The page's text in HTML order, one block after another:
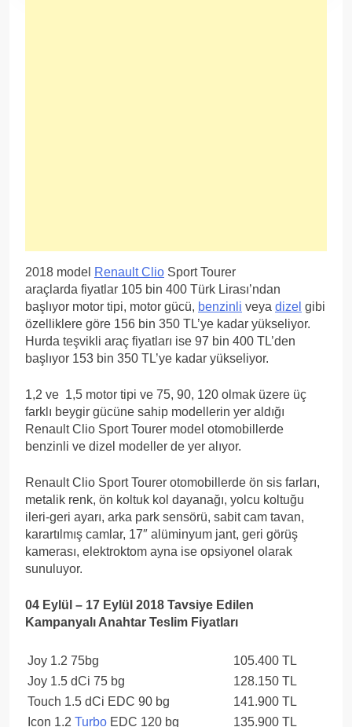
2018 model Renault Clio Sport Tourer
araçlarda fiyatlar 105 bin 400 Türk Lirası’ndan
başlıyor motor tipi, motor gücü, benzinli veya dizel gibi
özelliklere göre 156 bin 350 TL’ye kadar yükseliyor.
Hurda teşvikli araç fiyatları ise 97 bin 400 TL’den
başlıyor 153 bin 350 TL’ye kadar yükseliyor.
1,2 ve 1,5 motor tipi ve 75, 90, 120 olmak üzere üç
farklı beygir gücüne sahip modellerin yer aldığı
Renault Clio Sport Tourer model otomobillerde
benzinli ve dizel modeller de yer alıyor.
Renault Clio Sport Tourer otomobillerde ön sis farları,
metalik renk, ön koltuk kol dayanağı, yolcu koltuğu
ileri-geri ayarı, arka park sensörü, sabit cam tavan,
karartılmış camlar, 17″ alüminyum jant, geri görüş
kamerası, elektroktom ayna ise opsiyonel olarak
sunuluyor.
04 Eylül – 17 Eylül 2018 Tavsiye Edilen
Kampanyalı Anahtar Teslim Fiyatları
Joy 1.2 75bg
105.400 TL
Joy 1.5 dCi 75 bg
128.150 TL
Touch 1.5 dCi EDC 90 bg
141.900 TL
Icon 1.2 Turbo EDC 120 bg 135.900 TL